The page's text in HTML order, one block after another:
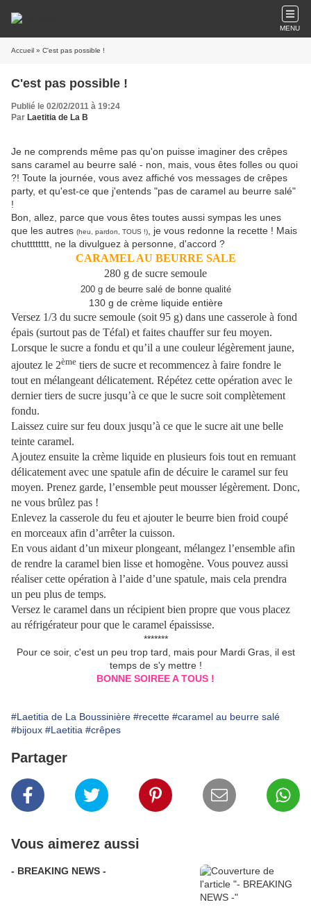
MENU
Accueil » C'est pas possible !
C'est pas possible !
Publié le 02/02/2011 à 19:24
Par Laetitia de La B
Je ne comprends même pas qu'on puisse imaginer des crêpes
sans caramel au beurre salé - non, mais, vous êtes folles ou quoi
?! Toute la journée, vous avez affiché vos messages de crêpes
party, et qu'est-ce que j'entends "pas de caramel au beurre salé"
!
Bon, allez, parce que vous êtes toutes aussi sympas les unes
que les autres (heu, pardon, TOUS !)
, je vous redonne la recette ! Mais
chutttttttt, ne la divulguez à personne, d'accord ?
CARAMEL AU BEURRE SALE
280 g de sucre semoule
200 g de beurre salé de bonne qualité
130 g de crème liquide entière
Versez 1/3 du sucre semoule (soit 95 g) dans une casserole à fond
épais (surtout pas de Téfal) et faites chauffer sur feu moyen.
Lorsque le sucre a fondu et qu’il a une couleur légèrement jaune,
ajoutez le 2ème tiers de sucre et recommencez à faire fondre le
tout en mélangeant délicatement. Répétez cette opération avec le
dernier tiers de sucre jusqu’à ce que le sucre soit complètement
fondu.
Laissez cuire sur feu doux jusqu’à ce que le sucre ait une belle
teinte caramel.
Ajoutez ensuite la crème liquide en plusieurs fois tout en remuant
délicatement avec une spatule afin de décuire le caramel sur feu
moyen. Prenez garde, l’ensemble peut mousser légèrement. Donc,
ne vous brûlez pas !
Enlevez la casserole du feu et ajouter le beurre bien froid coupé
en morceaux afin d’arrêter la cuisson.
En vous aidant d’un mixeur plongeant, mélangez l’ensemble afin
de rendre la caramel bien lisse et homogène. Vous pouvez aussi
réaliser cette opération à l’aide d’une spatule, mais cela prendra
un peu plus de temps.
Versez le caramel dans un récipient bien propre que vous placez
au réfrigérateur pour que le caramel épaississe.
*******
Pour ce soir, c'est un peu trop tard, mais pour Mardi Gras, il est
temps de s'y mettre !
BONNE SOIREE A TOUS !
#Laetitia de La Boussinière #recette #caramel au beurre salé
#bijoux #Laetitia #crêpes
Partager
Vous aimerez aussi
- BREAKING NEWS -